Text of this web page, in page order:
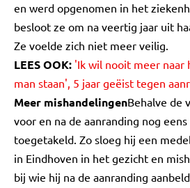
en werd opgenomen in het
besloot ze om na veertig jaar uit
Ze voelde zich niet meer veilig.
LEES OOK: 'Ik wil nooit meer naar
man staan', 5 jaar geëist tegen
Meer mishandelingenBehalve de
voor en na de aanranding nog
toegetakeld. Zo sloeg hij een
in Eindhoven in het gezicht en
bij wie hij na de aanranding